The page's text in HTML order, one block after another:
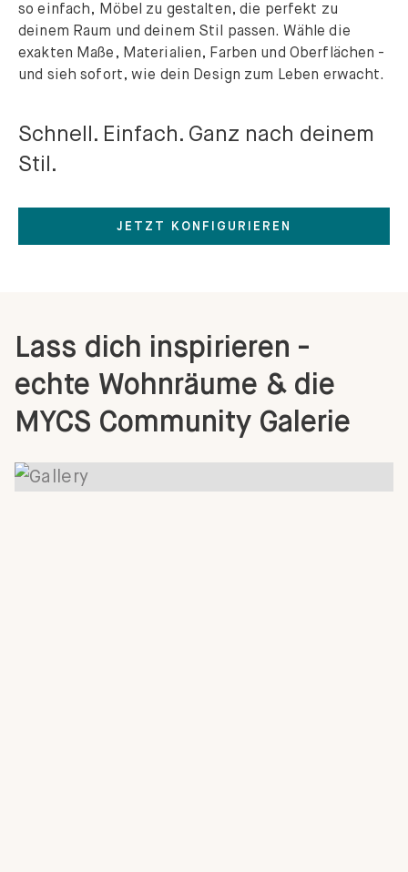
so einfach, Möbel zu gestalten, die perfekt zu
deinem Raum und deinem Stil passen. Wähle die
exakten Maße, Materialien, Farben und Oberflächen -
und sieh sofort, wie dein Design zum Leben erwacht.
Schnell. Einfach. Ganz nach deinem
Stil.
JETZT KONFIGURIEREN
Lass dich inspirieren -
echte Wohnräume & die
MYCS Community Galerie